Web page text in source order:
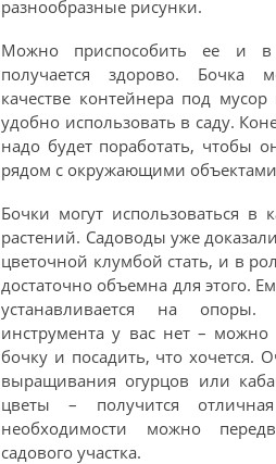
разнообразные рисунки.
Можно приспособить ее и в
получается здорово. Бочка
качестве контейнера под
удобно использовать в саду.
надо будет поработать, чтобы
рядом с окружающими
Бочки могут использоваться в
растений. Садоводы уже
цветочной клумбой стать, и в
достаточно объемна для этого.
устанавливается на
инструмента у вас нет – можно
бочку и посадить, что хочется.
выращивания огурцов или
цветы – получится
необходимости можно
садового участка.